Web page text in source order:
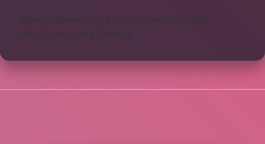
https://safderun.com.tr
https://sokoglam.com.tr
https://sinto.com.tr
Sitemap